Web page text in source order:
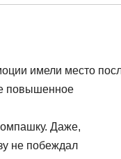
имели место
повышенное
Даже,
не побеждал